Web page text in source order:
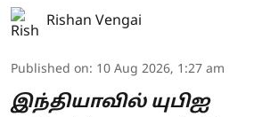
Rishan Vengai
Published on: 10 Aug 2026, 1:27 am
இந்தியாவில் யுபிஐ